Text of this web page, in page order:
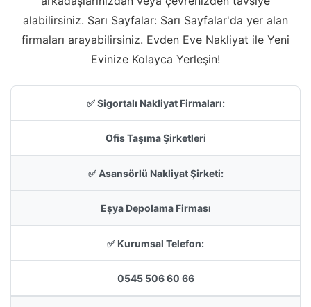
alabilirsiniz. Sarı Sayfalar: Sarı Sayfalar'da yer alan
firmaları arayabilirsiniz. Evden Eve Nakliyat ile Yeni
Evinize Kolayca Yerleşin!
✅ Sigortalı Nakliyat Firmaları:
Ofis Taşıma Şirketleri
✅ Asansörlü Nakliyat Şirketi:
Eşya Depolama Firması
✅ Kurumsal Telefon:
0545 506 60 66